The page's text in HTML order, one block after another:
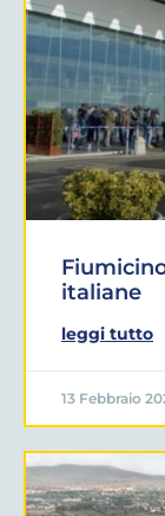
italiane
leggi tutto
13 Febbraio